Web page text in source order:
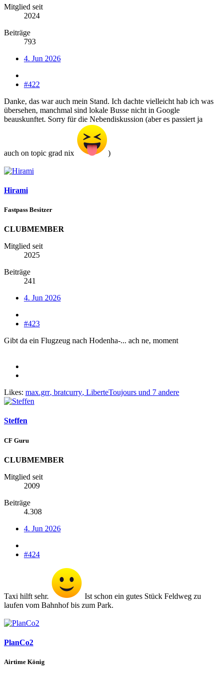
Mitglied seit
2024
Beiträge
793
4. Jun 2026
#422
Danke, das war auch mein Stand. Ich dachte vielleicht hab ich was
übersehen, manchmal sind lokale Busse nicht in Google
beauskunftet. Sorry für die Nebendiskussion (aber es passiert ja
auch on topic grad nix )
Hirami
Fastpass Besitzer
CLUBMEMBER
Mitglied seit
2025
Beiträge
241
4. Jun 2026
#423
Gibt da ein Flugzeug nach Hodenha-... ach ne, moment
Likes: max.grr, bratcurry, LiberteToujours und 7 andere
Steffen
CF Guru
CLUBMEMBER
Mitglied seit
2009
Beiträge
4.308
4. Jun 2026
#424
Taxi hilft sehr.
Ist schon ein gutes Stück Feldweg zu
laufen vom Bahnhof bis zum Park.
PlanCo2
Airtime König